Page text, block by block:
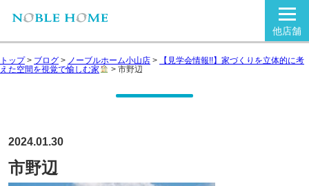
他店舗
トップ> ブログ > ノーブルホーム小山店 >
【見学会情報!!】家づくりを立体的に考
えた空間を視覚で愉しむ家
> 市野辺
2024.01.30
市野辺